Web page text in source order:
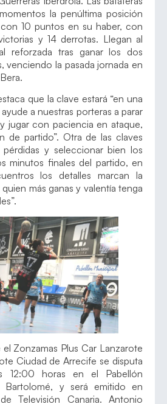
la penúltima posición
10 puntos en su haber, con
y 14 derrotas. Llegan al
reforzada tras ganar los dos
venciendo la pasada jornada en
que la clave estará “en una
a nuestras porteras a parar
jugar con paciencia en ataque,
de partido”. Otra de las claves
pérdidas y seleccionar bien los
minutos finales del partido, en
los detalles marcan la
más ganas y valentía tenga
Zonzamas Plus Car Lanzarote
Ciudad de Arrecife se disputa
12:00 horas en el Pabellón
Bartolomé, y será emitido en
Televisión Canaria. Antonio